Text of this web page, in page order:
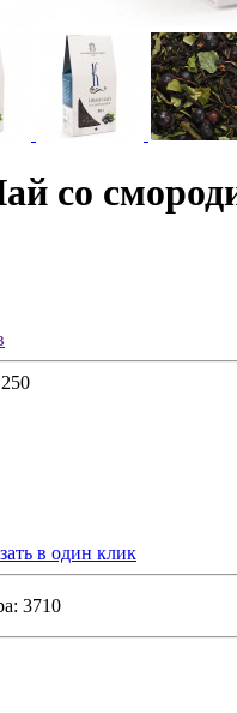
со
250
в один клик
3710